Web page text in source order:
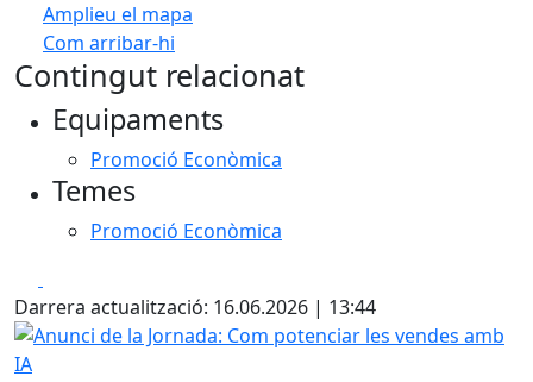
Amplieu el mapa
Com arribar-hi
+
Contingut relacionat
Equipaments
Promoció Econòmica
Temes
Promoció Econòmica
Darrera actualització: 16.06.2026 | 13:44
Anunci de la Jornada: Com potenciar les vendes amb IA